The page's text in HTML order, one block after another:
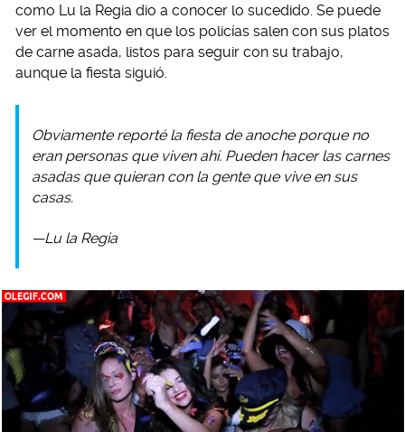
como Lu la Regia dio a conocer lo sucedido. Se puede
ver el momento en que los policías salen con sus platos
de carne asada, listos para seguir con su trabajo,
aunque la fiesta siguió.
Obviamente reporté la fiesta de anoche porque no
eran personas que viven ahí. Pueden hacer las carnes
asadas que quieran con la gente que vive en sus
casas.
—Lu la Regia